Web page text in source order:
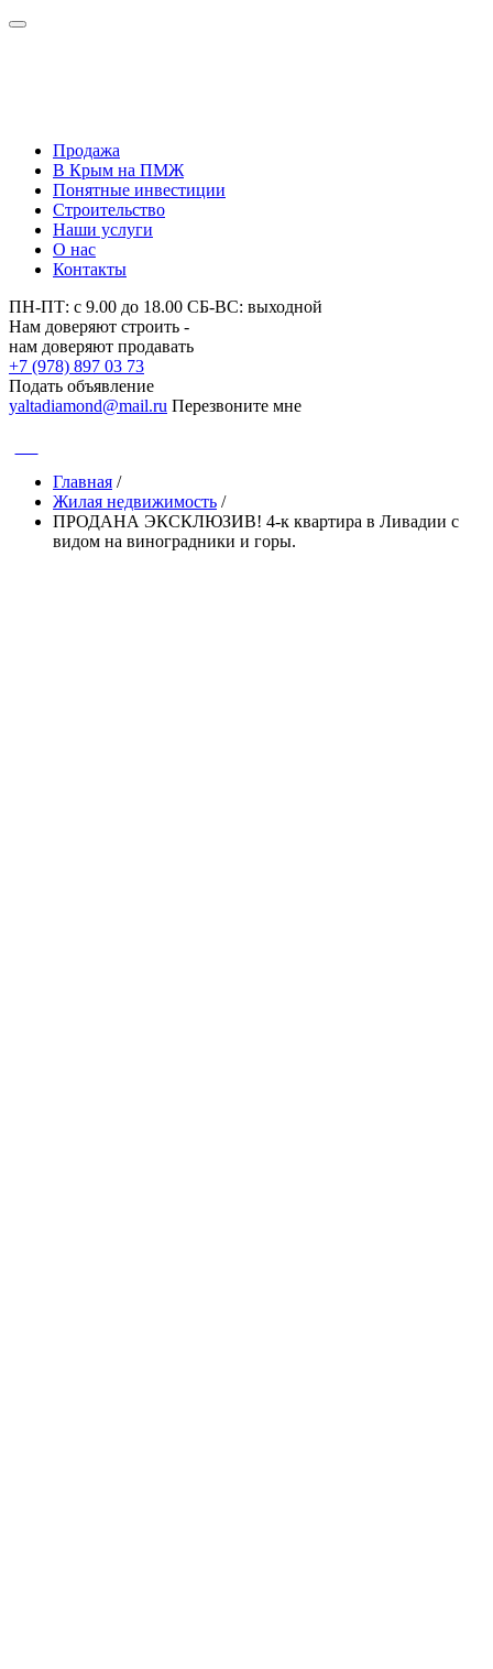
Продажа
В Крым на ПМЖ
Понятные инвестиции
Строительство
Наши услуги
О нас
Контакты
ПН-ПТ: с 9.00 до 18.00 СБ-ВС: выходной
Нам доверяют строить -
нам доверяют продавать
+7 (978) 897 03 73
Подать объявление
yaltadiamond@mail.ru Перезвоните мне
Главная /
Жилая недвижимость /
ПРОДАНА ЭКСКЛЮЗИВ! 4-к квартира в Ливадии с
видом на виноградники и горы.